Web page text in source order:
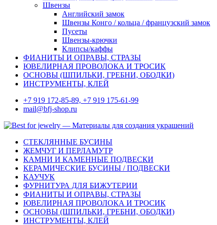
Швензы
Английский замок
Швензы Конго / кольца / французский замок
Пусеты
Швензы-крючки
Клипсы/каффы
ФИАНИТЫ И ОПРАВЫ, СТРАЗЫ
ЮВЕЛИРНАЯ ПРОВОЛОКА И ТРОСИК
ОСНОВЫ (ШПИЛЬКИ, ГРЕБНИ, ОБОДКИ)
ИНСТРУМЕНТЫ, КЛЕЙ
+7 919 172-85-89, +7 919 175-61-99
mail@bfj-shop.ru
СТЕКЛЯННЫЕ БУСИНЫ
ЖЕМЧУГ И ПЕРЛАМУТР
КАМНИ И КАМЕННЫЕ ПОДВЕСКИ
КЕРАМИЧЕСКИЕ БУСИНЫ / ПОДВЕСКИ
КАУЧУК
ФУРНИТУРА ДЛЯ БИЖУТЕРИИ
ФИАНИТЫ И ОПРАВЫ, СТРАЗЫ
ЮВЕЛИРНАЯ ПРОВОЛОКА И ТРОСИК
ОСНОВЫ (ШПИЛЬКИ, ГРЕБНИ, ОБОДКИ)
ИНСТРУМЕНТЫ, КЛЕЙ